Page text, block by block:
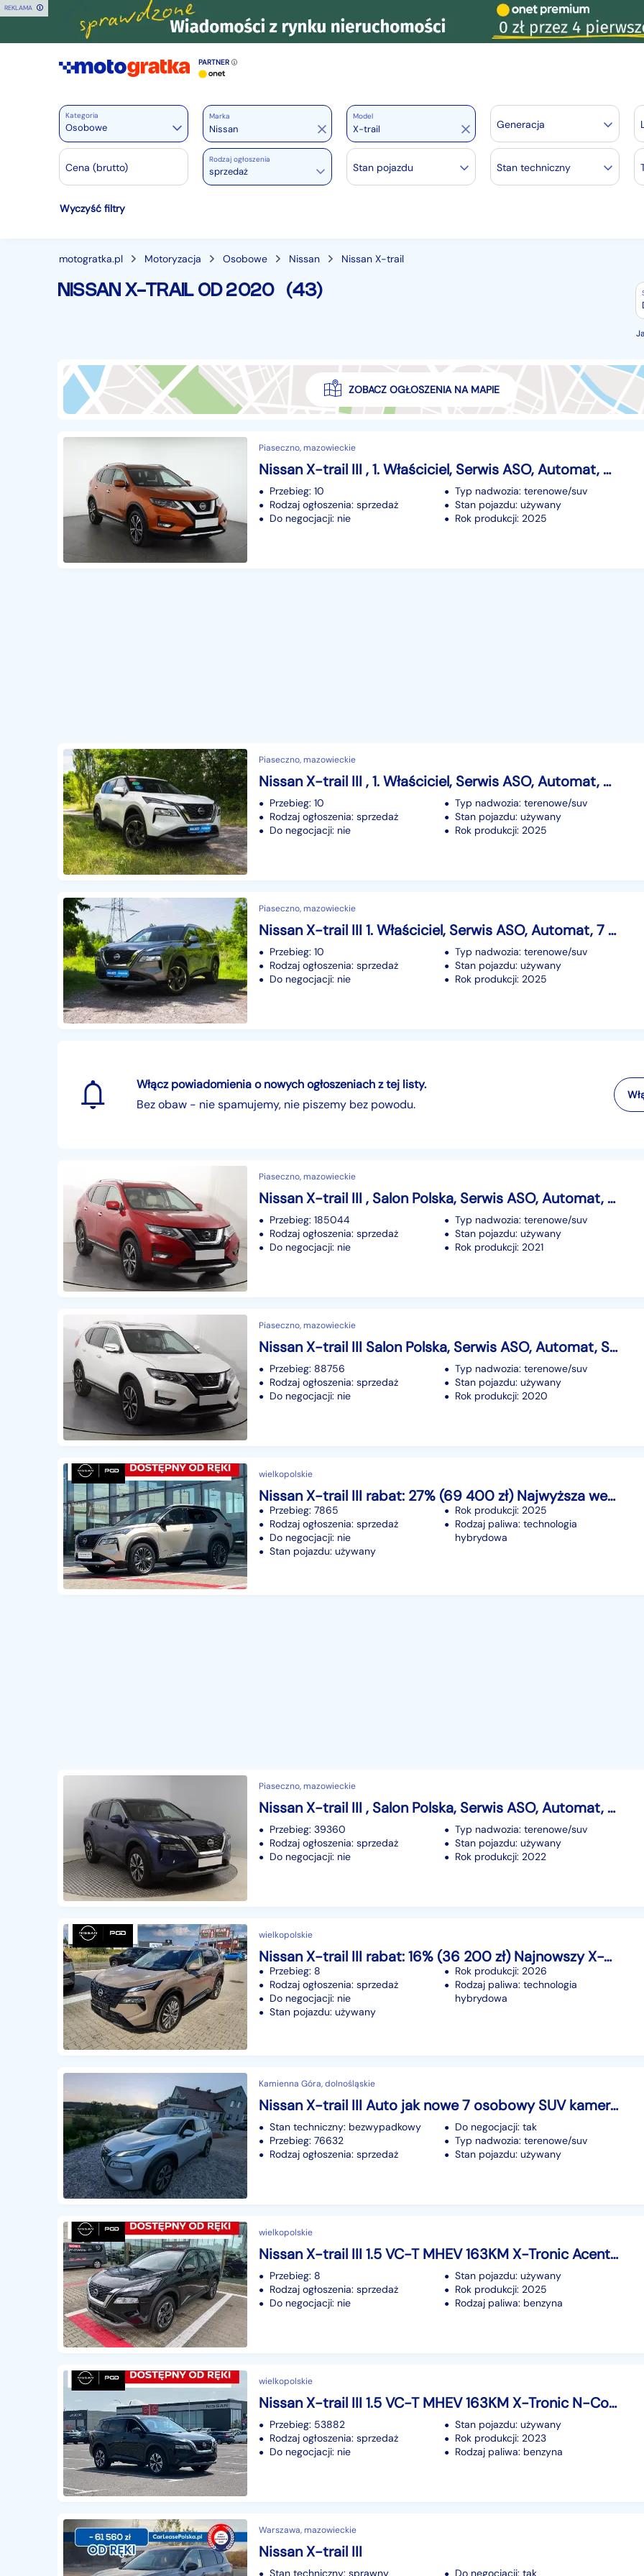
REKLAMA
PARTNER
Kategoria
Osobowe
Motoryzacja
Osobowe
Dostawcze 3542
Autobusy
Części samochodowe 14651
Części motocyklowe 1
Pojazdy specjalistyczne
Marka Model
Generacja
Cena (brutto)
Rodzaj ogłoszenia
sprzedaż Stan pojazdu Stan techniczny
Wyczyść filtry
motogratka.pl Motoryzacja Osobowe Nissan Nissan X-trail
NISSAN X-TRAIL OD 2020 (43)
ZOBACZ OGŁOSZENIA NA MAPIE
Piaseczno, mazowieckie
Nissan X-trail III , 1. Właściciel, Serwis ASO, Automat, VAT 23%, Klimatronic,
Przebieg: 10
Rodzaj ogłoszenia: sprzedaż
Do negocjacji: nie
Typ nadwozia: terenowe/suv
Stan pojazdu: używany
Rok produkcji: 2025
Piaseczno, mazowieckie
Nissan X-trail III , 1. Właściciel, Serwis ASO, Automat, VAT 23%, Klimatronic,
Przebieg: 10
Rodzaj ogłoszenia: sprzedaż
Do negocjacji: nie
Typ nadwozia: terenowe/suv
Stan pojazdu: używany
Rok produkcji: 2025
Piaseczno, mazowieckie
Nissan X-trail III 1. Właściciel, Serwis ASO, Automat, 7 miejsc, VAT 23%, Navi,
Przebieg: 10
Rodzaj ogłoszenia: sprzedaż
Do negocjacji: nie
Typ nadwozia: terenowe/suv
Stan pojazdu: używany
Rok produkcji: 2025
Włącz powiadomienia o nowych ogłoszeniach z tej listy.
Bez obaw - nie spamujemy, nie piszemy bez powodu.
Piaseczno, mazowieckie
Nissan X-trail III , Salon Polska, Serwis ASO, Automat, VAT 23%, Skóra, Navi,
Przebieg: 185044
Rodzaj ogłoszenia: sprzedaż
Do negocjacji: nie
Typ nadwozia: terenowe/suv
Stan pojazdu: używany
Rok produkcji: 2021
Piaseczno, mazowieckie
Nissan X-trail III Salon Polska, Serwis ASO, Automat, Skóra, Navi, Klimatronic,
Przebieg: 88756
Rodzaj ogłoszenia: sprzedaż
Do negocjacji: nie
Typ nadwozia: terenowe/suv
Stan pojazdu: używany
Rok produkcji: 2020
wielkopolskie
Nissan X-trail III rabat: 27% (69 400 zł) Najwyższa wersja!
Przebieg: 7865
Rodzaj ogłoszenia: sprzedaż
Do negocjacji: nie
Stan pojazdu: używany
Rok produkcji: 2025
Rodzaj paliwa: technologia
hybrydowa
Piaseczno, mazowieckie
Nissan X-trail III , Salon Polska, Serwis ASO, Automat, VAT 23%, Navi,
Przebieg: 39360
Rodzaj ogłoszenia: sprzedaż
Do negocjacji: nie
Typ nadwozia: terenowe/suv
Stan pojazdu: używany
Rok produkcji: 2022
wielkopolskie
Nissan X-trail III rabat: 16% (36 200 zł) Najnowszy X-Trail 2026!
Przebieg: 8
Rodzaj ogłoszenia: sprzedaż
Do negocjacji: nie
Stan pojazdu: używany
Rok produkcji: 2026
Rodzaj paliwa: technologia
hybrydowa
Kamienna Góra, dolnośląskie
Nissan X-trail III Auto jak nowe 7 osobowy SUV kamera 360
Stan techniczny: bezwypadkowy
Przebieg: 76632
Rodzaj ogłoszenia: sprzedaż
Do negocjacji: tak
Typ nadwozia: terenowe/suv
Stan pojazdu: używany
wielkopolskie
Nissan X-trail III 1.5 VC-T MHEV 163KM X-Tronic Acenta Świetna cena!
Przebieg: 8
Rodzaj ogłoszenia: sprzedaż
Do negocjacji: nie
Stan pojazdu: używany
Rok produkcji: 2025
Rodzaj paliwa: benzyna
wielkopolskie
Nissan X-trail III 1.5 VC-T MHEV 163KM X-Tronic N-Connecta 7 osobowy Gwarancja!
Przebieg: 53882
Rodzaj ogłoszenia: sprzedaż
Do negocjacji: nie
Stan pojazdu: używany
Rok produkcji: 2023
Rodzaj paliwa: benzyna
Warszawa, mazowieckie
Nissan X-trail III
Stan techniczny: sprawny Do negocjacji: tak